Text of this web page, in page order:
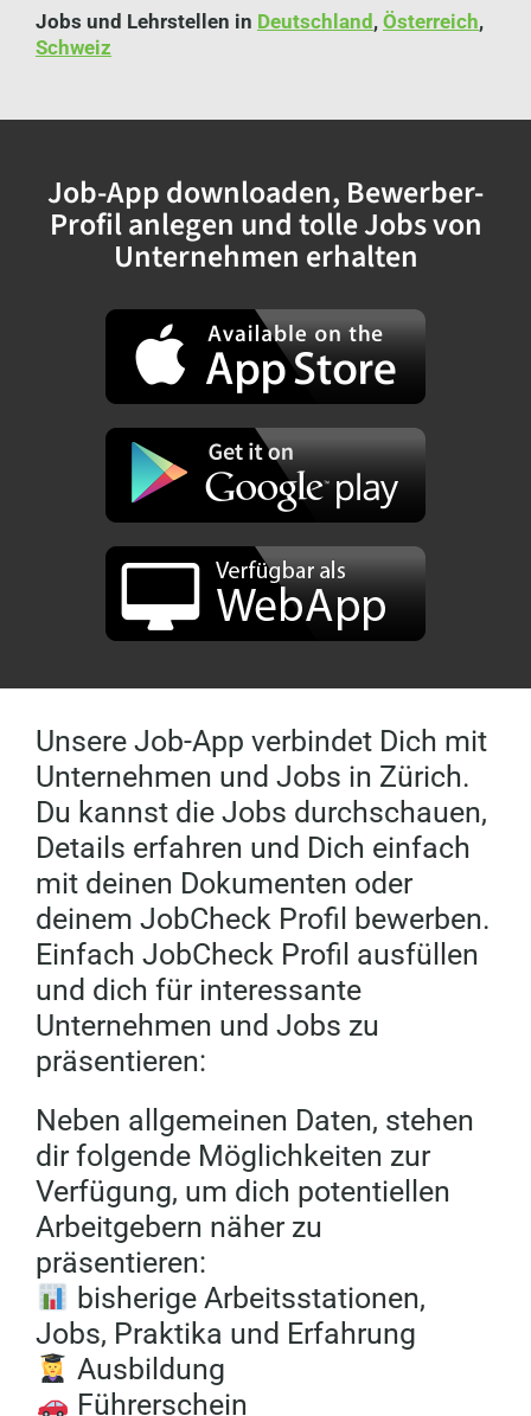
Jobs und Lehrstellen in Deutschland , Österreich,
Schweiz
Job-App downloaden, Bewerber-
Profil anlegen und tolle Jobs von
Unternehmen erhalten
Unsere Job-App verbindet Dich mit
Unternehmen und Jobs in Zürich.
Du kannst die Jobs durchschauen,
Details erfahren und Dich einfach
mit deinen Dokumenten oder
deinem JobCheck Profil bewerben.
Einfach JobCheck Profil ausfüllen
und dich für interessante
Unternehmen und Jobs zu
präsentieren:
Neben allgemeinen Daten, stehen
dir folgende Möglichkeiten zur
Verfügung, um dich potentiellen
Arbeitgebern näher zu
präsentieren:
bisherige Arbeitsstationen,
Jobs, Praktika und Erfahrung
Ausbildung
Führerschein